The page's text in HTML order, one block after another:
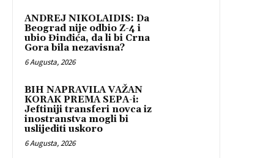
ANDREJ NIKOLAIDIS: Da
Beograd nije odbio Z-4 i
ubio Đinđića, da li bi Crna
Gora bila nezavisna?
6 Augusta, 2026
BIH NAPRAVILA VAŽAN
KORAK PREMA SEPA-i:
Jeftiniji transferi novca iz
inostranstva mogli bi
uslijediti uskoro
6 Augusta, 2026